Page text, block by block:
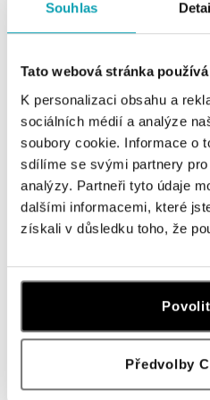
Souhlas
Tato webová stránka
K personalizaci obsahu a
sociálních médií a analýze
soubory cookie. Informace o
sdílíme se svými partnery
analýzy. Partneři tyto údaje
dalšími informacemi, které
získali v důsledku toho, že
Předvolby
tel.: +421 911 854 322, +421 917
ALOve OC Aupark,
Einsteinova 3541/18, 851 01
tel.: +421917090556
zajtra otvorené od 09:00
ALOve OC Eurovea,
Pribinova 8, 811 09 Bratislava
tel.: +421917090467
Ivanská cesta 16, 821 04
tel.: +421 917 090 372